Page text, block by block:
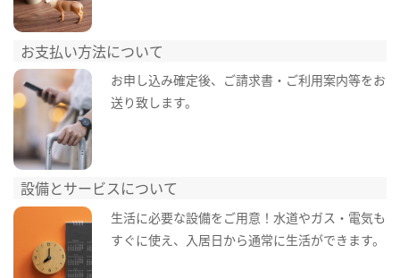
お支払い方法について
お申し込み確定後、ご請求書・ご利用案内等をお
送り致します。
設備とサービスについて
生活に必要な設備をご用意！水道やガス・電気も
すぐに使え、入居日から通常に生活ができます。